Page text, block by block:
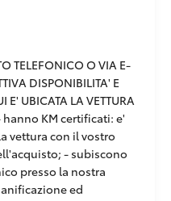
TELEFONICO O VIA E-
DISPONIBILITA' E
E' UBICATA LA VETTURA
KM certificati: e'
vettura con il vostro
- subiscono
presso la nostra
ed